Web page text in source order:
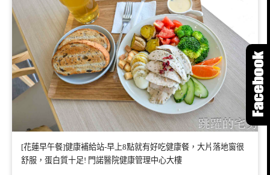
[花蓮早午餐]健康補給站-早上8點就有好吃健康餐，大片落地窗很
舒服，蛋白質十足! 門諾醫院健康管理中心大樓